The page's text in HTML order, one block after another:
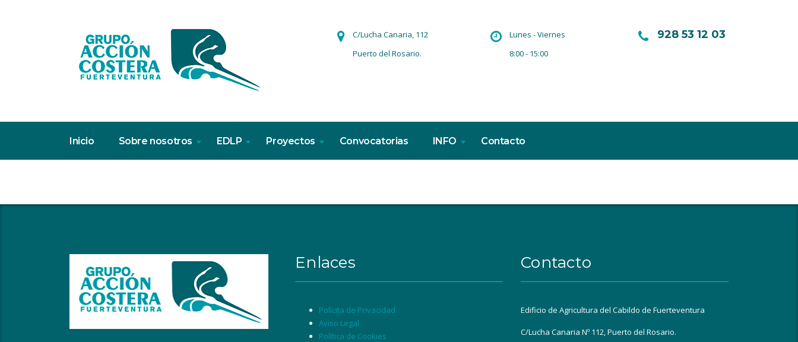
928 53 12 03
Lunes - Viernes
8:00 - 15:00
C/Lucha Canaria, 112
Puerto del Rosario.
Inicio Sobre nosotros EDLP Proyectos Convocatorias INFO Contacto
Enlaces
Polícita de Privacidad
Aviso Legal
Política de Cookies
Contacto
Edificio de Agricultura del Cabildo de Fuerteventura
C/Lucha Canaria Nº 112, Puerto del Rosario.